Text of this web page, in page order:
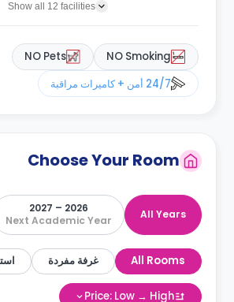
Show all 12 facilities
NO Smoking
NO Pets
24/7 أمن + كاميرات مراقبة
Choose Your Room
All Years
2026 – 2027
Next Academic Year
All Rooms غرفة مفردة
Price: Low → High